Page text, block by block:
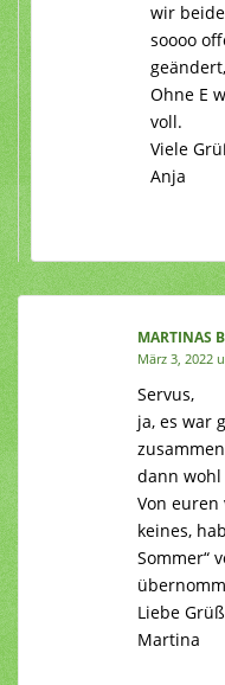
wir
soooo
Ohne E
voll.
Viele
Anja
MARTINAS
März 3, 2022
Servus,
ja, es war
dann
Von
keines,
Sommer“
Liebe
Martina